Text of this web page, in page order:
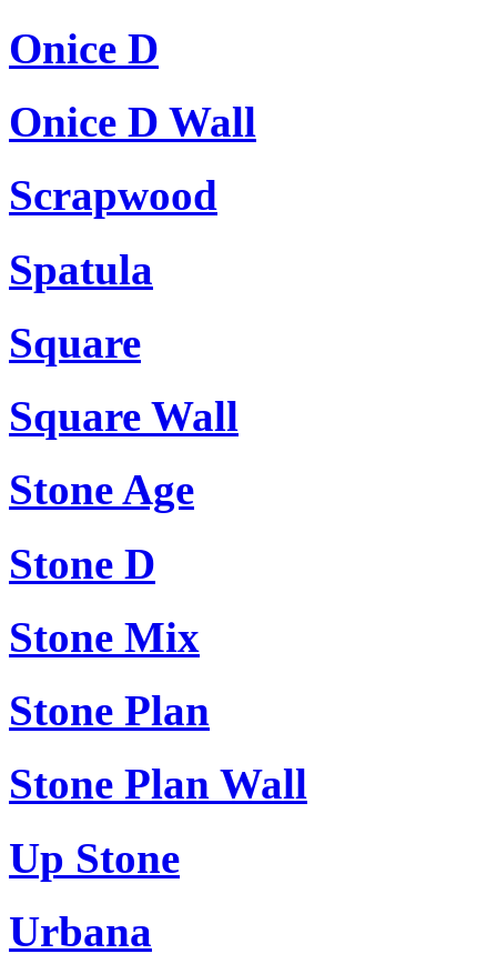
Onice D
Onice D Wall
Scrapwood
Spatula
Square
Square Wall
Stone Age
Stone D
Stone Mix
Stone Plan
Stone Plan Wall
Up Stone
Urbana